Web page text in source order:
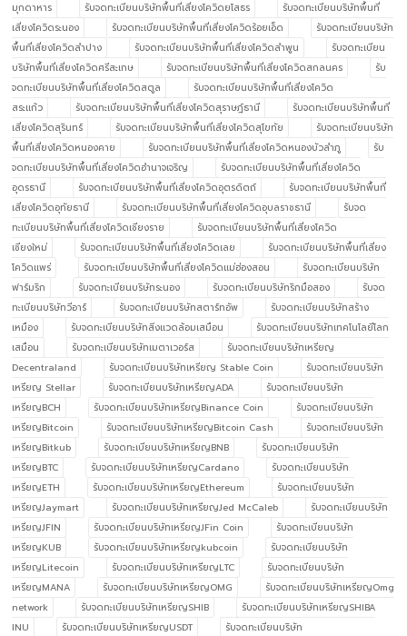
มุกดาหาร
รับจดทะเบียนบริษัทพื้นที่เสี่ยงโควิดยโสธร
รับจดทะเบียนบริษัทพื้นที่
เสี่ยงโควิดระนอง
รับจดทะเบียนบริษัทพื้นที่เสี่ยงโควิดร้อยเอ็ด
รับจดทะเบียนบริษัท
พื้นที่เสี่ยงโควิดลำปาง
รับจดทะเบียนบริษัทพื้นที่เสี่ยงโควิดลำพูน
รับจดทะเบียน
บริษัทพื้นที่เสี่ยงโควิดศรีสะเกษ
รับจดทะเบียนบริษัทพื้นที่เสี่ยงโควิดสกลนคร
รับ
จดทะเบียนบริษัทพื้นที่เสี่ยงโควิดสตูล
รับจดทะเบียนบริษัทพื้นที่เสี่ยงโควิด
สระแก้ว
รับจดทะเบียนบริษัทพื้นที่เสี่ยงโควิดสุราษฎ์ธานี
รับจดทะเบียนบริษัทพื้นที่
เสี่ยงโควิดสุรินทร์
รับจดทะเบียนบริษัทพื้นที่เสี่ยงโควิดสุโขทัย
รับจดทะเบียนบริษัท
พื้นที่เสี่ยงโควิดหนองคาย
รับจดทะเบียนบริษัทพื้นที่เสี่ยงโควิดหนองบัวลำภู
รับ
จดทะเบียนบริษัทพื้นที่เสี่ยงโควิดอำนาจเจริญ
รับจดทะเบียนบริษัทพื้นที่เสี่ยงโควิด
อุดรธานี
รับจดทะเบียนบริษัทพื้นที่เสี่ยงโควิดอุตรดิตถ์
รับจดทะเบียนบริษัทพื้นที่
เสี่ยงโควิดอุทัยธานี
รับจดทะเบียนบริษัทพื้นที่เสี่ยงโควิดอุบลราชธานี
รับจด
ทะเบียนบริษัทพื้นที่เสี่ยงโควิดเชียงราย
รับจดทะเบียนบริษัทพื้นที่เสี่ยงโควิด
เชียงใหม่
รับจดทะเบียนบริษัทพื้นที่เสี่ยงโควิดเลย
รับจดทะเบียนบริษัทพื้นที่เสี่ยง
โควิดแพร่
รับจดทะเบียนบริษัทพื้นที่เสี่ยงโควิดแม่ฮ่องสอน
รับจดทะเบียนบริษัท
ฟาร์มริก
รับจดทะเบียนบริษัทระนอง รับจดทะเบียนบริษัทริกมือสอง
รับจด
ทะเบียนบริษัทวีอาร์
รับจดทะเบียนบริษัทสตาร์ทอัพ
รับจดทะเบียนบริษัทสร้าง
เหมือง
รับจดทะเบียนบริษัทสิ่งแวดล้อมเสมือน
รับจดทะเบียนบริษัทเทคโนโลยีโลก
เสมือน
รับจดทะเบียนบริษัทเมตาเวอร์ส
รับจดทะเบียนบริษัทเหรียญ
Decentraland
รับจดทะเบียนบริษัทเหรียญ Stable Coin
รับจดทะเบียนบริษัท
เหรียญ Stellar
รับจดทะเบียนบริษัทเหรียญADA
รับจดทะเบียนบริษัท
เหรียญBCH
รับจดทะเบียนบริษัทเหรียญBinance Coin
รับจดทะเบียนบริษัท
เหรียญBitcoin
รับจดทะเบียนบริษัทเหรียญBitcoin Cash
รับจดทะเบียนบริษัท
เหรียญBitkub
รับจดทะเบียนบริษัทเหรียญBNB
รับจดทะเบียนบริษัท
เหรียญBTC
รับจดทะเบียนบริษัทเหรียญCardano
รับจดทะเบียนบริษัท
เหรียญETH
รับจดทะเบียนบริษัทเหรียญEthereum
รับจดทะเบียนบริษัท
เหรียญJaymart
รับจดทะเบียนบริษัทเหรียญJed McCaleb
รับจดทะเบียนบริษัท
เหรียญJFIN
รับจดทะเบียนบริษัทเหรียญJFin Coin
รับจดทะเบียนบริษัท
เหรียญKUB
รับจดทะเบียนบริษัทเหรียญkubcoin
รับจดทะเบียนบริษัท
เหรียญLitecoin
รับจดทะเบียนบริษัทเหรียญLTC
รับจดทะเบียนบริษัท
เหรียญMANA
รับจดทะเบียนบริษัทเหรียญOMG
รับจดทะเบียนบริษัทเหรียญOmg
network
รับจดทะเบียนบริษัทเหรียญSHIB
รับจดทะเบียนบริษัทเหรียญSHIBA
INU
รับจดทะเบียนบริษัทเหรียญUSDT
รับจดทะเบียนบริษัท